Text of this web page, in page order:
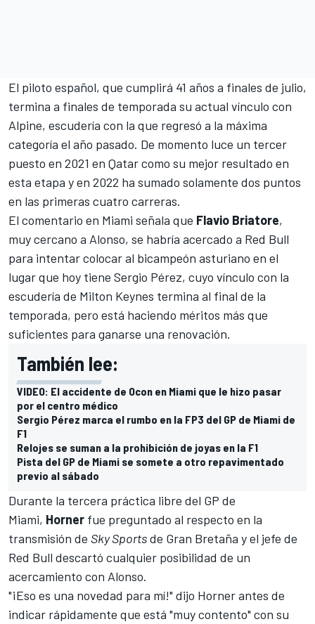
El piloto español, que cumplirá 41 años a finales de julio,
termina a finales de temporada su actual vínculo con
Alpine, escudería con la que regresó a la máxima
categoría el año pasado. De momento luce un tercer
puesto en 2021 en Qatar como su mejor resultado en
esta etapa y en 2022 ha sumado solamente dos puntos
en las primeras cuatro carreras.
El comentario en Miami señala que Flavio Briatore,
muy cercano a Alonso, se habría acercado a Red Bull
para intentar colocar al bicampeón asturiano en el
lugar que hoy tiene Sergio Pérez, cuyo vínculo con la
escudería de Milton Keynes termina al final de la
temporada, pero está haciendo méritos más que
suficientes para ganarse una renovación.
También lee:
VIDEO: El accidente de Ocon en Miami que le hizo pasar
por el centro médico
Sergio Pérez marca el rumbo en la FP3 del GP de Miami de
F1
Relojes se suman a la prohibición de joyas en la F1
Pista del GP de Miami se somete a otro repavimentado
previo al sábado
Durante la tercera práctica libre del GP de
Miami, Horner fue preguntado al respecto en la
transmisión de Sky Sportsde Gran Bretaña y el jefe de
Red Bull descartó cualquier posibilidad de un
acercamiento con Alonso.
"¡Eso es una novedad para mí!" dijo Horner antes de
indicar rápidamente que está "muy contento" con su